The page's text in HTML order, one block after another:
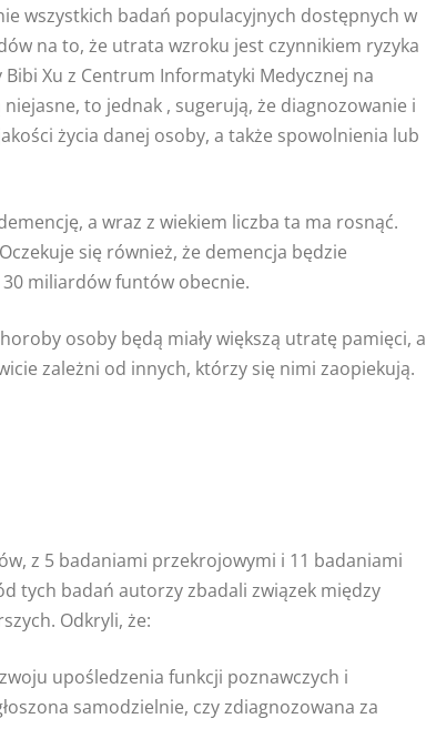
wszystkich badań populacyjnych dostępnych w
na to, że utrata wzroku jest czynnikiem ryzyka
Xu z Centrum Informatyki Medycznej na
to jednak , sugerują, że diagnozowanie i
życia danej osoby, a także spowolnienia lub
a wraz z wiekiem liczba ta ma rosnąć.
się również, że demencja będzie
miliardów funtów obecnie.
osoby będą miały większą utratę pamięci, a
zależni od innych, którzy się nimi zaopiekują.
z 5 badaniami przekrojowymi i 11 badaniami
tych badań autorzy zbadali związek między
Odkryli, że:
upośledzenia funkcji poznawczych i
samodzielnie, czy zdiagnozowana za